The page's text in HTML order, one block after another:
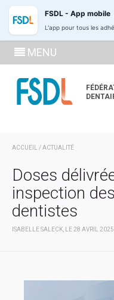
MENU
ACCUEIL /ACTUALITÉ
Doses
inspection
dentistes
ISABELLE SALECK, LE 28 AVRIL 2025
FSDL - App mobile
L'app pour tous les